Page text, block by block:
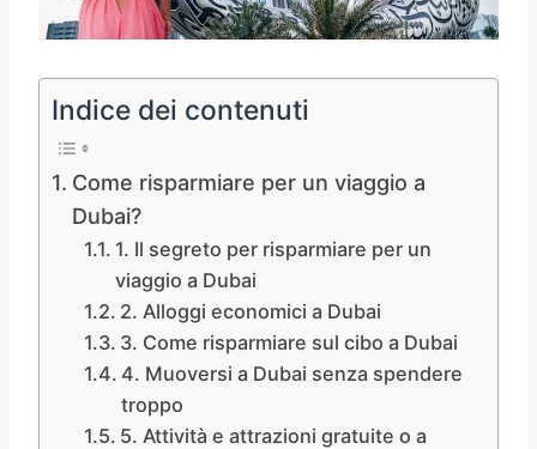
Indice dei contenuti
Come risparmiare per un viaggio a
Dubai?
1. Il segreto per risparmiare per un
viaggio a Dubai
2. Alloggi economici a Dubai
3. Come risparmiare sul cibo a Dubai
4. Muoversi a Dubai senza spendere
troppo
5. Attività e attrazioni gratuite o a